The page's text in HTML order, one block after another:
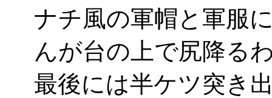
ナチ風の軍帽と軍服
んが台の上で尻降る
最後には半ケツ突き